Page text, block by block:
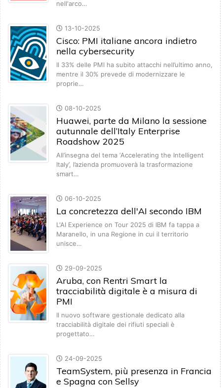
nell'arco…
13-10-2025
Cisco: PMI italiane ancora indietro
nella cybersecurity
Il 33% delle PMI ha subito attacchi nell’ultimo anno,
mentre il 30% prevede di modernizzare le
proprie…
08-10-2025
Huawei, parte da Milano la sessione
autunnale dell’Italy Enterprise
Roadshow 2025
All’insegna del tema ‘Accelerating the Intelligent
Italy’, l’azienda promuoverà la trasformazione
smart…
06-10-2025
La concretezza dell'AI secondo IBM
L'AI Experience on Tour 2025 di IBM fa tappa a
Maranello, in una Regione in cui il territorio
unisce…
29-09-2025
Aruba, con Rentri Smart la
tracciabilità digitale è a misura di
PMI
Il nuovo software gestionale dedicato alla
tracciabilità digitale dei rifiuti speciali è
progettato…
24-09-2025
TeamSystem, più presenza in Francia
e Spagna con Sellsy